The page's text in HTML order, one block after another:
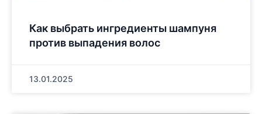
Как выбрать ингредиенты шампуня
против выпадения волос
13.01.2025